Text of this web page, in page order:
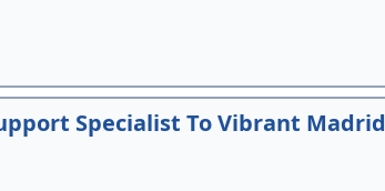
Specialist To Vibrant Madrid